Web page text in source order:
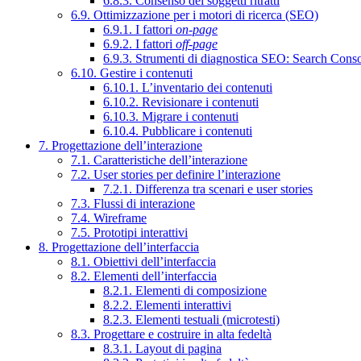
6.9. Ottimizzazione per i motori di ricerca (SEO)
6.9.1. I fattori on-page
6.9.2. I fattori off-page
6.9.3. Strumenti di diagnostica SEO: Search
6.10. Gestire i contenuti
6.10.1. L’inventario dei contenuti
6.10.2. Revisionare i contenuti
6.10.3. Migrare i contenuti
6.10.4. Pubblicare i contenuti
7. Progettazione dell’interazione
7.1. Caratteristiche dell’interazione
7.2. User stories per definire l’interazione
7.2.1. Differenza tra scenari e user stories
7.3. Flussi di interazione
7.4. Wireframe
7.5. Prototipi interattivi
8. Progettazione dell’interfaccia
8.1. Obiettivi dell’interfaccia
8.2. Elementi dell’interfaccia
8.2.1. Elementi di composizione
8.2.2. Elementi interattivi
8.2.3. Elementi testuali (microtesti)
8.3. Progettare e costruire in alta fedeltà
8.3.1. Layout di pagina